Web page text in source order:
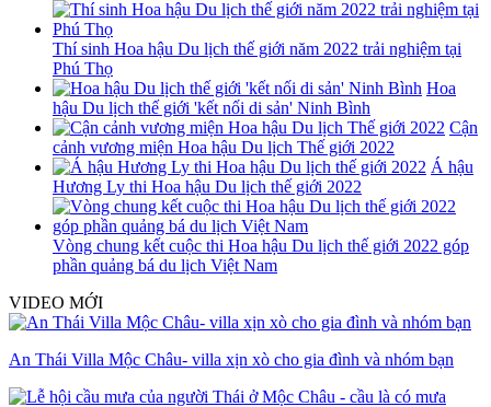
Thí sinh Hoa hậu Du lịch thế giới năm 2022 trải nghiệm tại
Phú Thọ
Hoa
hậu Du lịch thế giới 'kết nối di sản' Ninh Bình
Cận
cảnh vương miện Hoa hậu Du lịch Thế giới 2022
Á hậu
Hương Ly thi Hoa hậu Du lịch thế giới 2022
Vòng chung kết cuộc thi Hoa hậu Du lịch thế giới 2022 góp
phần quảng bá du lịch Việt Nam
VIDEO MỚI
An Thái Villa Mộc Châu- villa xịn xò cho gia đình và nhóm bạn